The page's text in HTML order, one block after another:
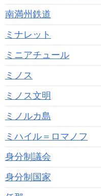
南満州鉄道
ミナレット
ミニアチュール
ミノス
ミノス文明
ミノルカ島
ミハイル＝ロマノフ
身分制議会
身分制国家